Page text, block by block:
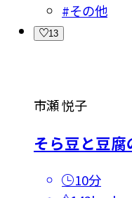
#その他
13
市瀬 悦子
そら豆と豆
10分